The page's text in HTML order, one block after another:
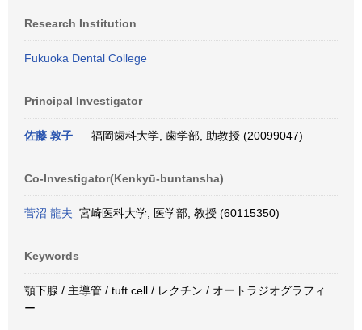
Research Institution
Fukuoka Dental College
Principal Investigator
佐藤 敦子 福岡歯科大学, 歯学部, 助教授 (20099047)
Co-Investigator(Kenkyū-buntansha)
菅沼 龍夫 宮崎医科大学, 医学部, 教授 (60115350)
Keywords
顎下腺 / 主導管 / tuft cell / レクチン / オートラジオグラフィ
ー